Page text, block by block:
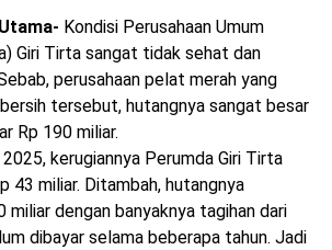
Kondisi Perusahaan Umum
Giri Tirta sangat tidak sehat dan
perusahaan pelat merah yang
tersebut, hutangnya sangat besar
Rp 190 miliar.
kerugiannya Perumda Giri Tirta
43 miliar. Ditambah, hutangnya
miliar dengan banyaknya tagihan dari
dibayar selama beberapa tahun. Jadi